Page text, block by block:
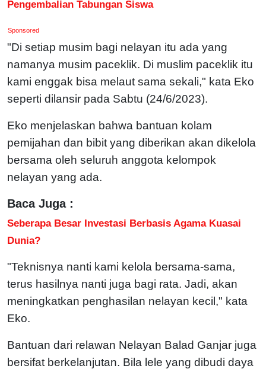
Pengembalian Tabungan Siswa
Sponsored
"Di setiap musim bagi nelayan itu ada yang
namanya musim paceklik. Di muslim paceklik itu
kami enggak bisa melaut sama sekali," kata Eko
seperti dilansir pada Sabtu (24/6/2023).
Eko menjelaskan bahwa bantuan kolam
pemijahan dan bibit yang diberikan akan dikelola
bersama oleh seluruh anggota kelompok
nelayan yang ada.
Baca Juga :
Seberapa Besar Investasi Berbasis Agama Kuasai
Dunia?
"Teknisnya nanti kami kelola bersama-sama,
terus hasilnya nanti juga bagi rata. Jadi, akan
meningkatkan penghasilan nelayan kecil," kata
Eko.
Bantuan dari relawan Nelayan Balad Ganjar juga
bersifat berkelanjutan. Bila lele yang dibudi daya